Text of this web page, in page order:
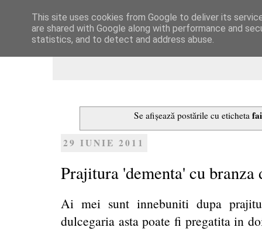
Dulcegarii culinare
Se afișează postările cu eticheta
29 IUNIE 2011
Prajitura 'dementa' cu branza
Ai mei sunt innebuniti dupa
dulcegaria asta poate fi pregatita in
This site uses cookies from Google to deliver its
are shared with Google along with performance and
statistics, and to detect and address abuse.